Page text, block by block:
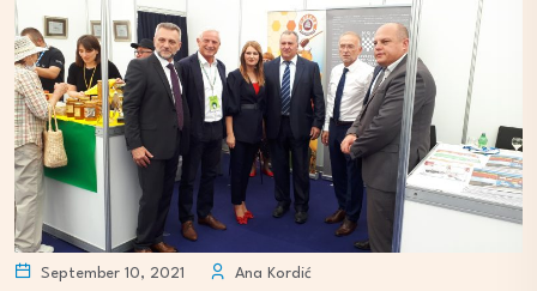
September 10, 2021
Ana Kordić